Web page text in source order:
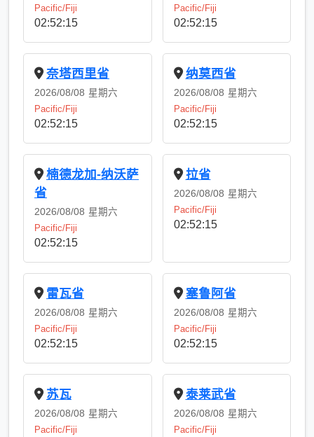
Pacific/Fiji
02:52:15
Pacific/Fiji
02:52:15
奈塔西里省
2026/08/08 星期六
Pacific/Fiji
02:52:15
纳莫西省
2026/08/08 星期六
Pacific/Fiji
02:52:15
楠德龙加-纳沃萨
省
2026/08/08 星期六
Pacific/Fiji
02:52:15
拉省
2026/08/08 星期六
Pacific/Fiji
02:52:15
雷瓦省
2026/08/08 星期六
Pacific/Fiji
02:52:15
塞鲁阿省
2026/08/08 星期六
Pacific/Fiji
02:52:15
苏瓦
2026/08/08 星期六
Pacific/Fiji
泰莱武省
2026/08/08 星期六
Pacific/Fiji